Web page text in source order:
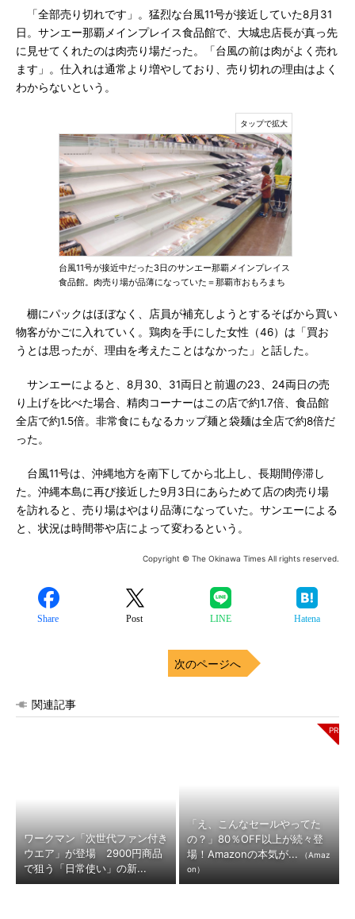
「全部売り切れです」。猛烈な台風11号が接近していた8月31
日。サンエー那覇メインプレイス食品館で、大城忠店長が真っ先
に見せてくれたのは肉売り場だった。「台風の前は肉がよく売れ
ます」。仕入れは通常より増やしており、売り切れの理由はよく
わからないという。
台風11号が接近中だった3日のサンエー那覇メインプレイス
食品館。肉売り場が品薄になっていた＝那覇市おもろまち
棚にパックはほぼなく、店員が補充しようとするそばから買い
物客がかごに入れていく。鶏肉を手にした女性（46）は「買お
うとは思ったが、理由を考えたことはなかった」と話した。
サンエーによると、8月30、31両日と前週の23、24両日の売
り上げを比べた場合、精肉コーナーはこの店で約1.7倍、食品館
全店で約1.5倍。非常食にもなるカップ麺と袋麺は全店で約8倍だ
った。
台風11号は、沖縄地方を南下してから北上し、長期間停滞し
た。沖縄本島に再び接近した9月3日にあらためて店の肉売り場
を訪れると、売り場はやはり品薄になっていた。サンエーによる
と、状況は時間帯や店によって変わるという。
Copyright © The Okinawa Times All rights reserved.
Share Post LINE Hatena
次のページへ
関連記事
ワークマン「次世代ファン付き
ウエア」が登場 2900円商品
で狙う「日常使い」の新...
「え、こんなセールやってた
の？」80％OFF以上が続々登
場！Amazonの本気が...
（Amaz
on）